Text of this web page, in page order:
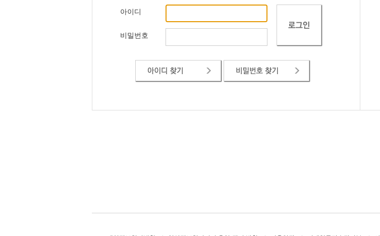
아이디
비밀번호